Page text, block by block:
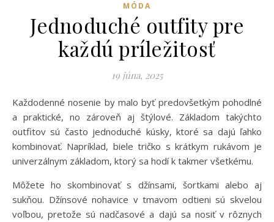
MÓDA
Jednoduché outfity pre
každú príležitosť
19 júna, 2025
Každodenné nosenie by malo byť predovšetkým pohodlné
a praktické, no zároveň aj štýlové. Základom takýchto
outfitov sú často jednoduché kúsky, ktoré sa dajú ľahko
kombinovať. Napríklad, biele tričko s krátkym rukávom je
univerzálnym základom, ktorý sa hodí k takmer všetkému.
Môžete ho skombinovať s džínsami, šortkami alebo aj
sukňou. Džínsové nohavice v tmavom odtieni sú skvelou
voľbou, pretože sú nadčasové a dajú sa nosiť v rôznych